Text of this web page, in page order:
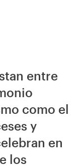
entre
como el
y
en
los